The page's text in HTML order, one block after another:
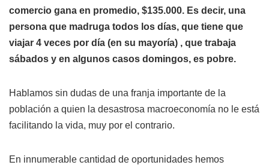
comercio gana en promedio, $135.000. Es decir, una
persona que madruga todos los días, que tiene que
viajar 4 veces por día (en su mayoría) , que trabaja
sábados y en algunos casos domingos, es pobre.
Hablamos sin dudas de una franja importante de la
población a quien la desastrosa macroeconomía no le está
facilitando la vida, muy por el contrario.
En innumerable cantidad de oportunidades hemos